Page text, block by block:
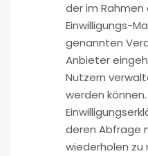
der im
Einwilligungs-
genannten
Anbieter
Nutzern
werden
deren Abfrage
wiederholen zu